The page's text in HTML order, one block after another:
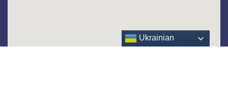
Ukrainian